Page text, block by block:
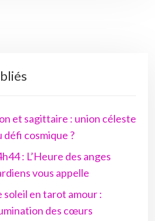
et sagittaire : union céleste
défi cosmique ?
: L’Heure des anges
vous appelle
soleil en tarot amour :
des cœurs